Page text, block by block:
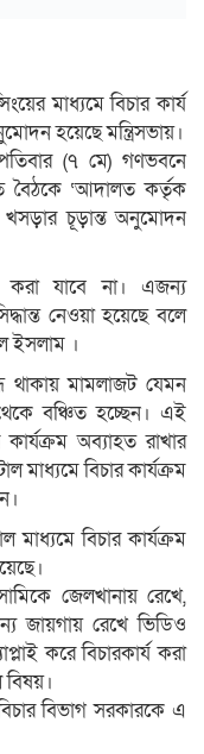
মাধ্যমে বিচার কার্য
হয়েছে মন্ত্রিসভায়।
(৭ মে) গণভবনে
বৈঠকে ‘আদালত কর্তৃক
খসড়ার চূড়ান্ত অনুমোদন
করা যাবে না। এজন্য
নেওয়া হয়েছে বলে
ইসলাম ।
থাকায় মামলাজট যেমন
থেকে বঞ্চিত হচ্ছেন। এই
অব্যাহত রাখার
মাধ্যমে বিচার কার্যক্রম
বিচার কার্যক্রম
জেলখানায় রেখে,
জায়গায় রেখে ভিডিও
করে বিচারকার্য করা
বিভাগ সরকারকে এ